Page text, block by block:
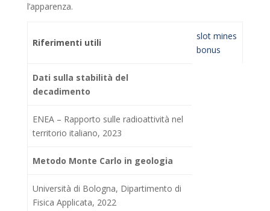
l’apparenza.
Riferimenti utili
slot mines
bonus
Dati sulla stabilità del
decadimento
ENEA – Rapporto sulle radioattività nel
territorio italiano, 2023
Metodo Monte Carlo in geologia
Università di Bologna, Dipartimento di
Fisica Applicata, 2022